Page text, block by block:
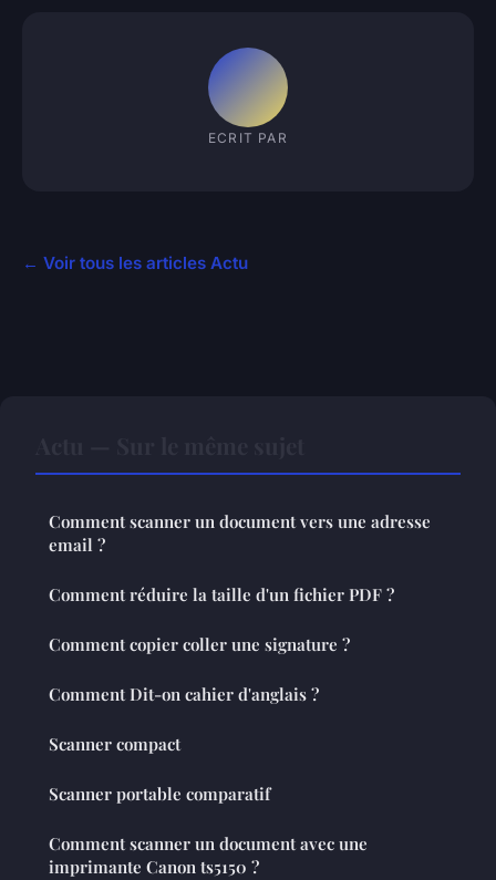
ECRIT PAR
← Voir tous les articles Actu
Comment scanner un document vers une adresse
email ?
Comment réduire la taille d'un fichier PDF ?
Comment copier coller une signature ?
Comment Dit-on cahier d'anglais ?
Scanner compact
Scanner portable comparatif
Comment scanner un document avec une
imprimante Canon ts5150 ?